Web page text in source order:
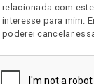
relacionada com
interesse para mim.
poderei cancelar